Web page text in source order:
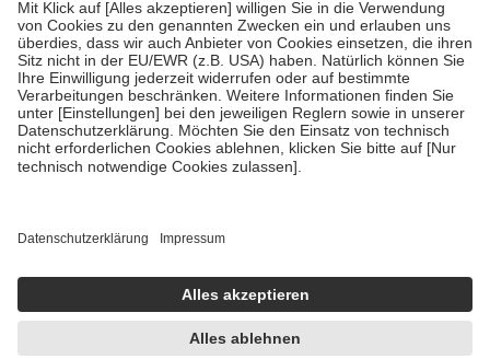
fallenkeine Zuzahlungenan bei:
• Kindern und Jugendlichen bis zum vollendeten 18. Lebensjahr
mit Ausnahme der Fahrkosten
• Untersuchungen zur Vorsorge und Früherkennung, die von der
GKV getragen werden
• empfohlenen Schutzimpfungen
• Harn- und Blutteststreifen
getroffen, um sicherzustellen, dass es sich um echte Bewertungen
https://help.etrusted.com/hc/de/articles/4419944605341
Einige Bilder und Inhalte wurden unter Zuhilfenahme künstlicher